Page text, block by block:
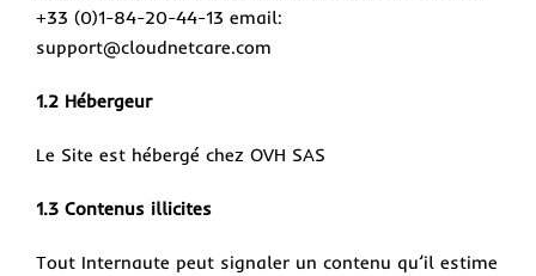
+33 (0)1-84-20-44-13 email:
support@cloudnetcare.com
1.2 Hébergeur
Le Site est hébergé chez OVH SAS
1.3 Contenus illicites
Tout Internaute peut signaler un contenu qu’il estime